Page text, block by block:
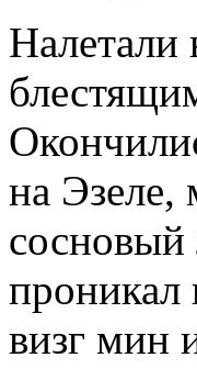
на Эзеле,
проникал
визг мин